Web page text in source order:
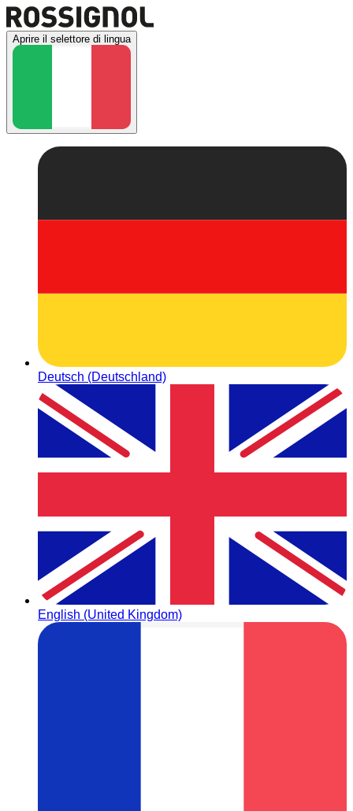
Aprire il selettore di lingua
Deutsch (Deutschland)
English (United Kingdom)